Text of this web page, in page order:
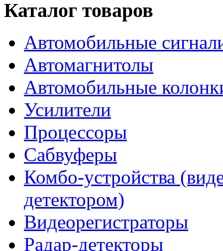
Каталог товаров
Автомобильные
Автомагнитолы
Автомобильные
Усилители
Процессоры
Сабвуферы
Комбо-устройства
детектором)
Видеорегистраторы
Радар-детекторы